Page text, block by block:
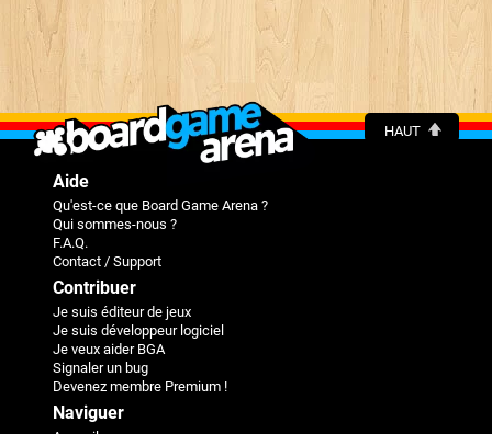
HAUT
Aide
Qu'est-ce que Board Game Arena ?
Qui sommes-nous ?
F.A.Q.
Contact / Support
Contribuer
Je suis éditeur de jeux
Je suis développeur logiciel
Je veux aider BGA
Signaler un bug
Devenez membre Premium !
Naviguer